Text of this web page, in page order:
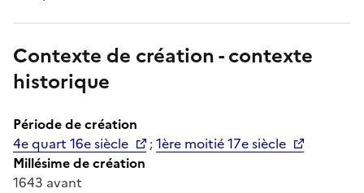
Contexte de création - contexte
historique
Période de création
4e quart 16e siècle
;1ère moitié 17e siècle
Millésime de création
1643 avant